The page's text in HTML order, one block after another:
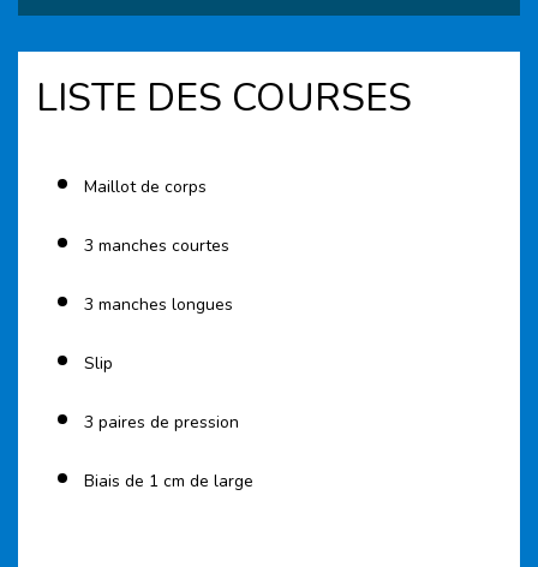
LISTE DES COURSES
Maillot de corps
3 manches courtes
3 manches longues
Slip
3 paires de pression
Biais de 1 cm de large